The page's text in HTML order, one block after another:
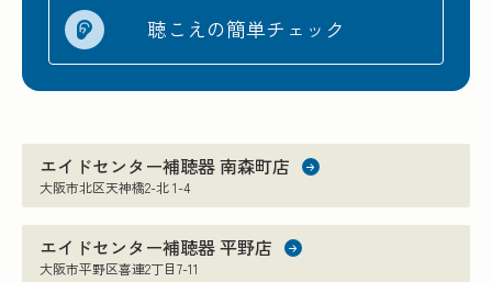
聴こえの簡単チェック
エイドセンター補聴器 南森町店
大阪市北区天神橋2-北 1-4
エイドセンター補聴器 平野店
大阪市平野区喜連2丁目7-11